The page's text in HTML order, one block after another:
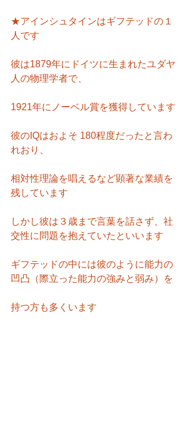
★アインシュタインはギフテッドの１
人です
彼は1879年にドイツに生まれたユダヤ
人の物理学者で、
1921年にノーベル賞を獲得しています
彼のIQはおよそ 180程度だったと言わ
れおり、
相対性理論を唱えるなど顕著な業績を
残しています
しかし彼は３歳まで言葉を話さず、社
交性に問題を抱えていたといいます
ギフテッドの中には彼のように能力の
凹凸（際立った能力の強みと弱み）を
持つ方も多くいます